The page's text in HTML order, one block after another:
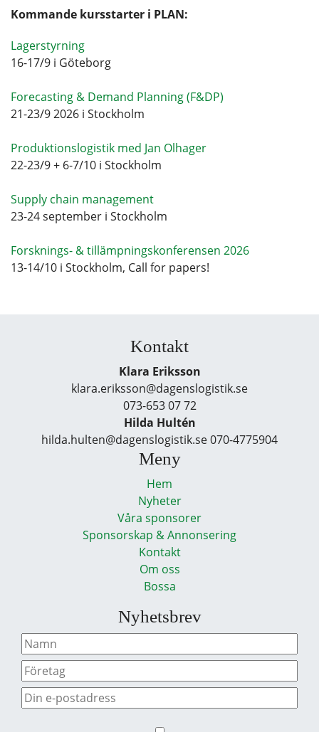
Kommande kursstarter i PLAN:
Lagerstyrning
16-17/9 i Göteborg
Forecasting & Demand Planning (F&DP)
21-23/9 2026 i Stockholm
Produktionslogistik med Jan Olhager
22-23/9 + 6-7/10 i Stockholm
Supply chain management
23-24 september i Stockholm
Forsknings- & tillämpningskonferensen 2026
13-14/10 i Stockholm, Call for papers!
Kontakt
Klara Eriksson
klara.eriksson@dagenslogistik.se
073-653 07 72
Hilda Hultén
hilda.hulten@dagenslogistik.se 070-4775904
Meny
Hem
Nyheter
Våra sponsorer
Sponsorskap & Annonsering
Kontakt
Om oss
Bossa
Nyhetsbrev